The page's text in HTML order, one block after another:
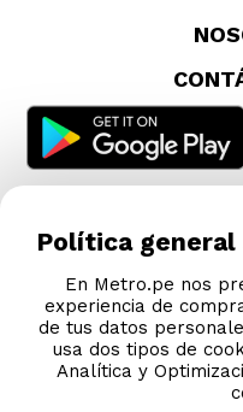
Política general
En Metro.pe nos
experiencia de
de tus datos
usa dos tipos de
Analítica y